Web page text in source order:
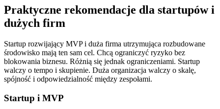
Praktyczne rekomendacje dla startupów i
dużych firm
Startup rozwijający MVP i duża firma utrzymująca rozbudowane
środowisko mają ten sam cel. Chcą ograniczyć ryzyko bez
blokowania biznesu. Różnią się jednak ograniczeniami. Startup
walczy o tempo i skupienie. Duża organizacja walczy o skalę,
spójność i odpowiedzialność między zespołami.
Startup i MVP